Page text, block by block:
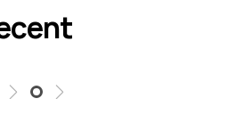
rezonabil.